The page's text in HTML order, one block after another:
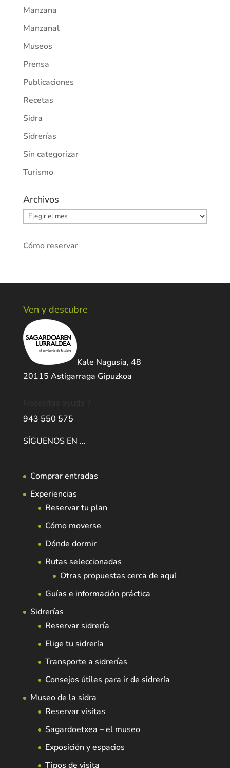
Manzana
Manzanal
Museos
Prensa
Publicaciones
Recetas
Sidra
Sidrerías
Sin categorizar
Turismo
Archivos
Archivos
Cómo reservar
Ven y descubre
Kale Nagusia, 48
20115 Astigarraga Gipuzkoa
943 550 575
SÍGUENOS EN …
Comprar entradas
Experiencias
Reservar tu plan
Cómo moverse
Dónde dormir
Rutas seleccionadas
Otras propuestas cerca de aquí
Guías e información práctica
Sidrerías
Reservar sidrería
Elige tu sidrería
Transporte a sidrerías
Consejos útiles para ir de sidrería
Museo de la sidra
Reservar visitas
Sagardoetxea – el museo
Exposición y espacios
Tipos de visita